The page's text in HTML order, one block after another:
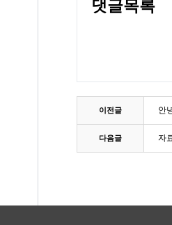
댓글목록
이전글 안
다음글 자